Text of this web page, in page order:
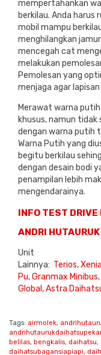
mempertahankan
berkilau. Anda harus
mobil mampu
menghilangkan
mencegah cat
melakukan
Pemolesan yang
menjaga agar
Merawat warna
khusus, namun tidak
dengan warna putih
Warna Putih yang
begitu berkilau
dengan desain bodi
penampilan lebih
mengendarainya.
INFO TEST DRIVE
ANDRI
Unit
Lainnya: Terios,Xenia
Pu,Granmax Minibus,
Global ,Astra
Tags: airmolek,
belilas, bengkalis, daihatsu,
daihatsubagansiapiapi,